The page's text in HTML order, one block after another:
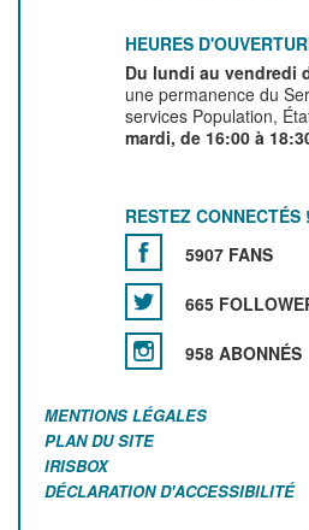
HEURES
Du lundi au vendredi
une permanence du
services Population,
mardi, de 16:00 à
RESTEZ CONNECTÉS !
5907 FANS
665
958 ABONNÉS
MENTIONS LÉGALES
PLAN DU SITE
IRISBOX
DÉCLARATION D'ACCESSIBILITÉ